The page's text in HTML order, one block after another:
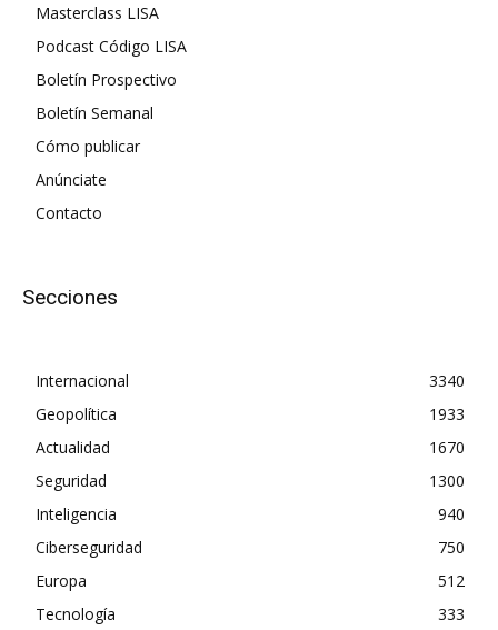
Masterclass LISA
Podcast Código LISA
Boletín Prospectivo
Boletín Semanal
Cómo publicar
Anúnciate
Contacto
Secciones
Internacional
3340
Geopolítica
1933
Actualidad
1670
Seguridad
1300
Inteligencia
940
Ciberseguridad
750
Europa
512
Tecnología
333